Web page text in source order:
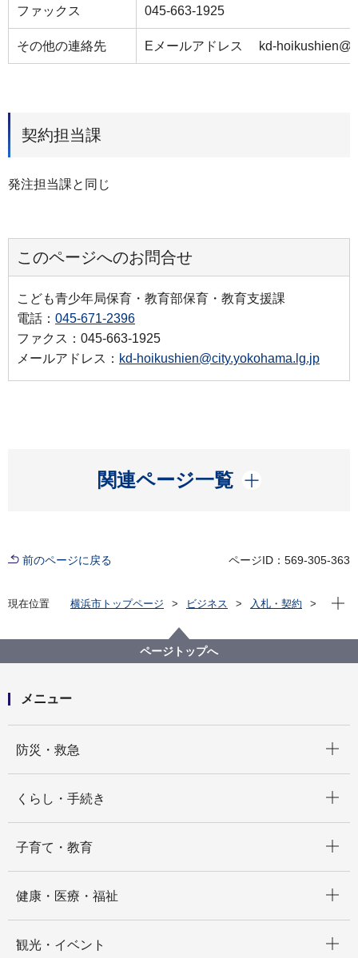
ファックス 045-663-1925
その他の連絡先 Eメールアドレス kd-
契約担当課
発注担当課と同じ
このページへのお問合せ
こども青少年局保育・教育部保育・教育支援課
電話： 045-671-2396
ファクス：045-663-1925
メールアドレス： kd-hoikushien@city.yokohama.lg.jp
関連ページ一覧
開く
前のページに戻る ページID：569-305-363
現在位置 横浜市トップページ ビジネス
入札・契約
【入札結果掲載】【公募型指名競争入札】横浜市保育
所等における給食食材の放射性物質測定業務委託
現在
ページトップへ
メニュー
防災・救急
くらし・手続き
子育て・教育
健康・医療・福祉
観光・イベント